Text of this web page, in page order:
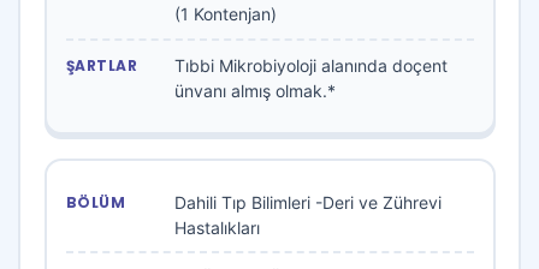
(1 Kontenjan)
Tıbbi Mikrobiyoloji alanında doçent
ünvanı almış olmak.*
Dahili Tıp Bilimleri -Deri ve Zührevi
Hastalıkları